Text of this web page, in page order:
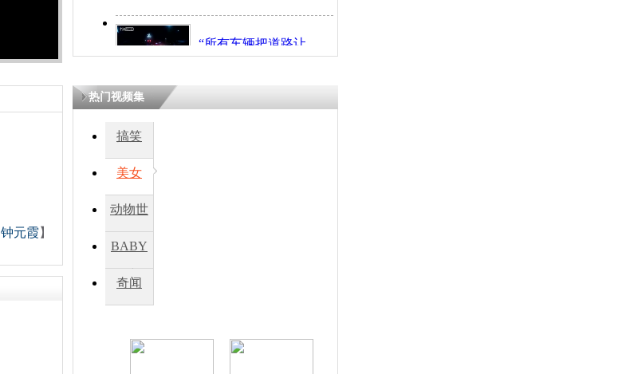
“所有车辆把道路让
开！”儿童突发疾病交
钟元霞 】
热门视频集
搞笑
美女
动物世
BABY
秀
奇闻